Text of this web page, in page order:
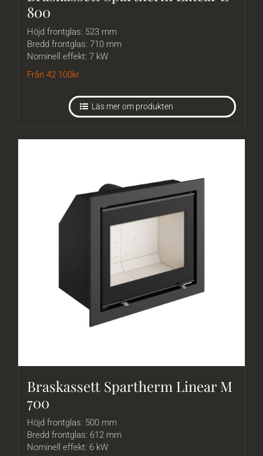
800
Höjd frontglas: 523 mm
Bredd frontglas: 710 mm
Nominell effekt: 7 kW
Från 42 100kr
Läs mer om produkten
Braskassett Spartherm Linear M
700
Höjd frontglas: 500 mm
Bredd frontglas: 612 mm
Nominell effekt: 6 kW